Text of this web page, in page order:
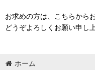
お求めの方は、こちらから
どうぞよろしくお願い申し
ホーム